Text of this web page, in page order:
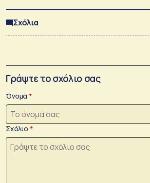
Σχόλια
Γράψτε το σχόλιο σας
Όνομα
Σχόλιο